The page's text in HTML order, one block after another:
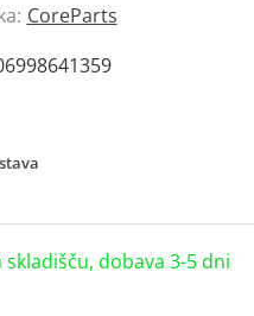
CoreParts
dobava 3-5 dni